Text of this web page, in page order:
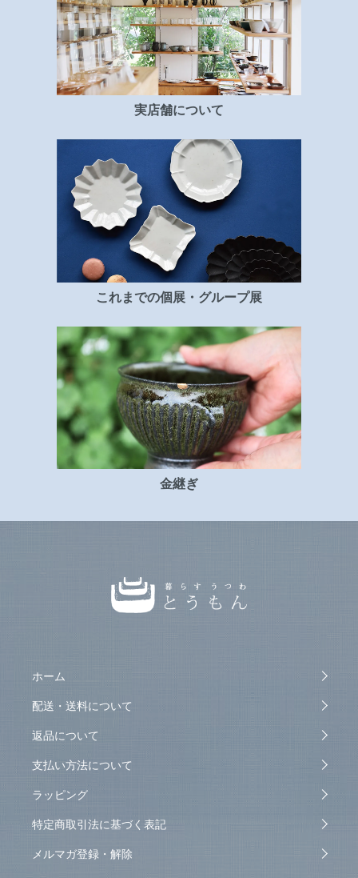
実店舗について
これまでの個展・グループ展
金継ぎ
ホーム
配送・送料について
返品について
支払い方法について
ラッピング
特定商取引法に基づく表記
メルマガ登録・解除